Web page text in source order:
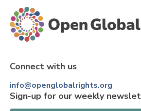
Connect with us
info@openglobalrights.org
Sign-up for our weekly